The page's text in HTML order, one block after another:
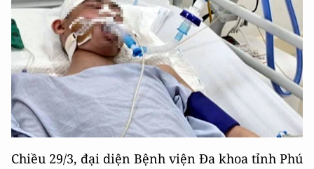
Chiều 29/3, đại diện Bệnh viện Đa khoa tỉnh Phú